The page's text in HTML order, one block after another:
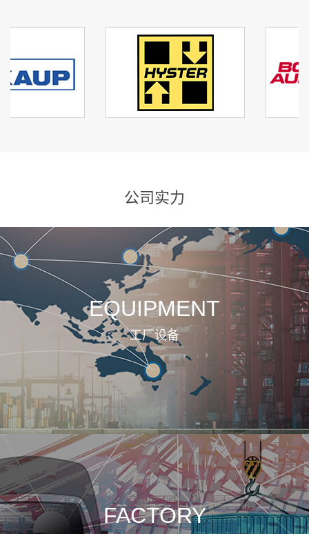
公司实力
EQUIPMENT
工厂设备
FACTORY